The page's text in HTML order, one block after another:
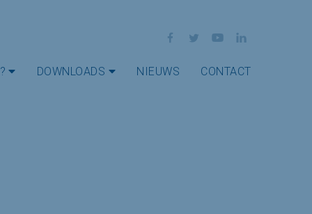
Facebook
Twitter YouTube
DOWNLOADS NIEUWS CONTACT